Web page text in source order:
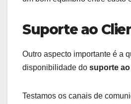
Suporte ao
Outro aspecto importante é a
disponibilidade do suporte
Testamos os canais de